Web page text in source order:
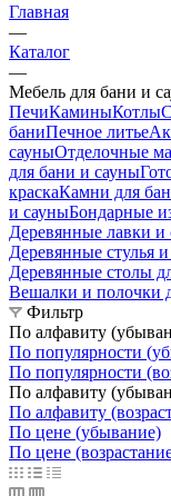
Главная
—
Каталог
—
Мебель для бани и
ПечиКаминыКотлы
баниПечное литье
сауныОтделочные
для бани и сауны
краскаКамни для
и сауныБондарные
Деревянные лавки и
Деревянные стулья
Деревянные столы
Вешалки и полочки
Фильтр
По алфавиту
По популярности
По популярности
По алфавиту
По алфавиту
По цене (убывание)
По цене